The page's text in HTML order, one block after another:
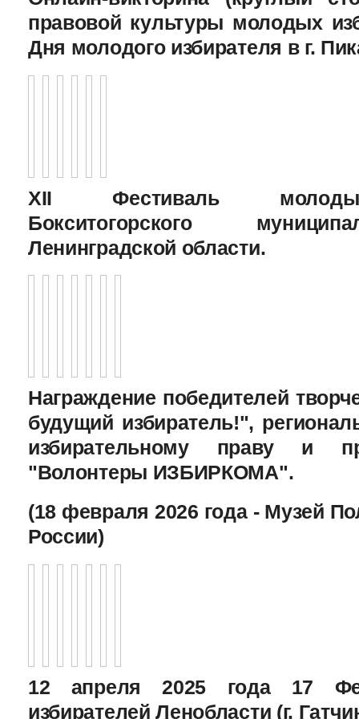
правовой культуры молодых
Дня молодого избирателя в г.
XII Фестиваль
Бокситогорского
Ленинградской области.
Награждение победителей
будущий избиратель!",
избирательному праву и
"Волонтеры ИЗБИРКОМА".
(18 февраля 2026 года - Музей
России)
12 апреля 2025 года 17
избирателей Ленобласти (г.